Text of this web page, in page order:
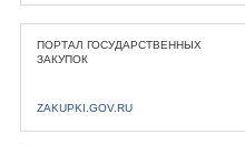
ПОРТАЛ ГОСУДАРСТВЕННЫХ
ЗАКУПОК
ZAKUPKI.GOV.RU